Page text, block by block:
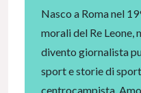
Nasco a Roma nel
morali del Re Leone,
divento giornalista
sport e storie di
centrocampista.